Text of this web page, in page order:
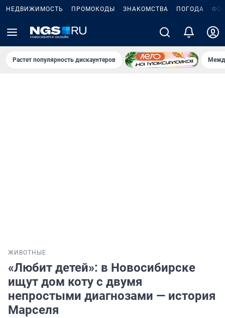
НЕДВИЖИМОСТЬ ПРОМОКОДЫ ЗНАКОМСТВА ПОГОДА
Растет популярность дискаунтеров
ЖИВОТНЫЕ
«Любит детей»: в Новосибирске
ищут дом коту с двумя
непростыми диагнозами — история
Марселя